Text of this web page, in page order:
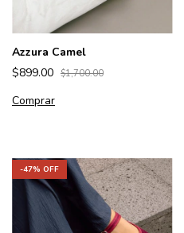
Azzura Camel
$899.00 $1,700.00
Comprar
-47% OFF